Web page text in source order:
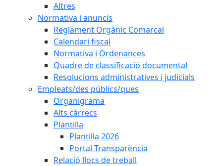
Altres
Normativa i anuncis
Reglament Orgànic Comarcal
Calendari fiscal
Normativa i Ordenances
Quadre de classificació documental
Resolucions administratives i judicials
Empleats/des públics/ques
Organigrama
Alts càrrecs
Plantilla
Plantilla 2026
Portal Transparència
Relació llocs de treball